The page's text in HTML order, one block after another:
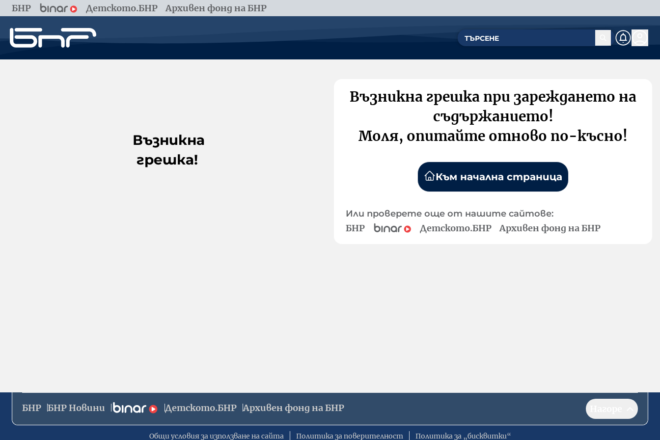
БНР Детското.БНР Архивен фонд на БНР
Възникна
грешка!
Възникна грешка при зареждането на
съдържанието!
Моля, опитайте отново по-късно!
Към начална страница
Или проверете още от нашите сайтове:
БНР Детското.БНР Архивен фонд на БНР
БНР БНР Новини Детското.БНР Архивен фонд на БНР
Общи условия за използване на сайта Политика за поверителност Политика за „бисквитки“